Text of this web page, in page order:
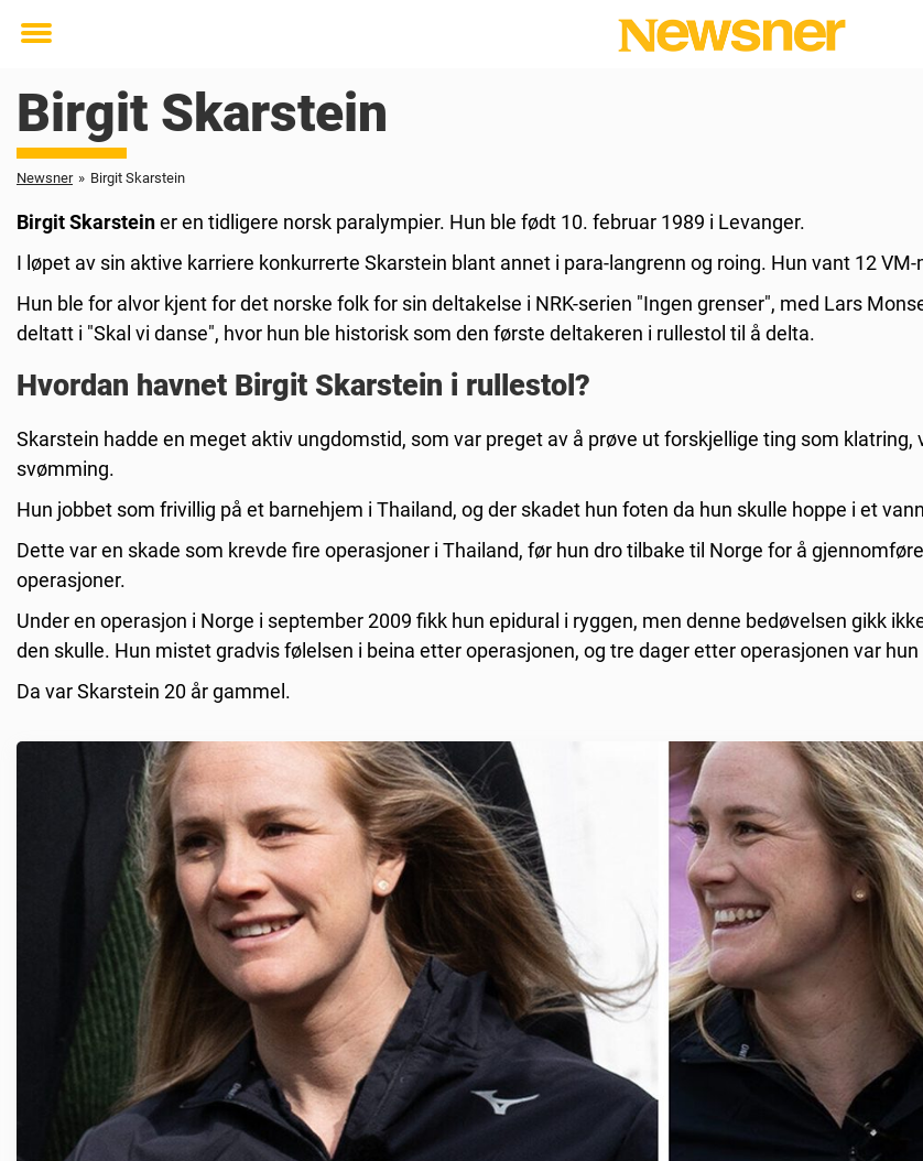
Toggle
Birgit Skarstein
Newsner » Birgit Skarstein
Birgit Skarsteiner en tidligere norsk paralympier. Hun ble født 10. februar 1989 i Levanger.
I løpet av sin aktive karriere konkurrerte Skarstein blant annet i para-langrenn og roing. Hun vant 12 VM-
Hun ble for alvor kjent for det norske folk for sin deltakelse i NRK-serien "Ingen grenser", med Lars
deltatt i "Skal vi danse", hvor hun ble historisk som den første deltakeren i rullestol til å delta.
Hvordan havnet Birgit Skarstein i rullestol?
Skarstein hadde en meget aktiv ungdomstid, som var preget av å prøve ut forskjellige ting som klatring,
svømming.
Hun jobbet som frivillig på et barnehjem i Thailand, og der skadet hun foten da hun skulle hoppe i et
Dette var en skade som krevde fire operasjoner i Thailand, før hun dro tilbake til Norge for å
operasjoner.
Under en operasjon i Norge i september 2009 fikk hun epidural i ryggen, men denne bedøvelsen gikk
den skulle. Hun mistet gradvis følelsen i beina etter operasjonen, og tre dager etter operasjonen var
Da var Skarstein 20 år gammel.